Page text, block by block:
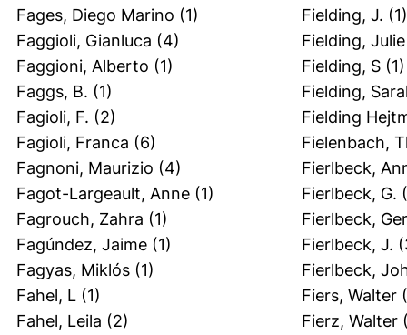
Fages, Diego Marino (1)
Faggioli, Gianluca (4)
Faggioni, Alberto (1)
Faggs, B. (1)
Fagioli, F. (2)
Fagioli, Franca (6)
Fagnoni, Maurizio (4)
Fagot-Largeault, Anne (1)
Fagrouch, Zahra (1)
Fagúndez, Jaime (1)
Fagyas, Miklós (1)
Fahel, L (1)
Fahel, Leila (2)
Fielding, J. (1)
Fielding, Julie
Fielding, S (1)
Fielding,
Fielding
Fielenbach,
Fierlbeck,
Fierlbeck, G.
Fierlbeck,
Fierlbeck, J.
Fierlbeck,
Fiers, Walter
Fierz, Walter